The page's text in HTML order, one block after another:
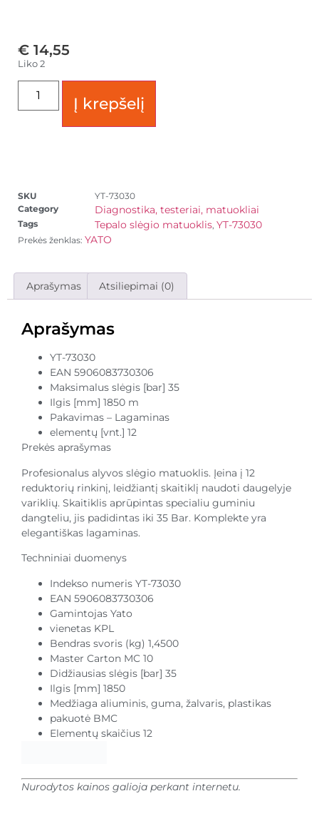
€ 14,55
Liko 2
Į krepšelį
SKU
YT-73030
Category
Diagnostika, testeriai, matuokliai
Tags Tepalo slėgio matuoklis YT-73030
Prekės ženklas: YATO
Aprašymas Atsiliepimai (0)
Aprašymas
YT-73030
EAN 5906083730306
Maksimalus slėgis [bar] 35
Ilgis [mm] 1850 m
Pakavimas – Lagaminas
elementų [vnt.] 12
Prekės aprašymas
Profesionalus alyvos slėgio matuoklis. Įeina į 12
reduktorių rinkinį, leidžiantį skaitiklį naudoti daugelyje
variklių. Skaitiklis aprūpintas specialiu guminiu
dangteliu, jis padidintas iki 35 Bar. Komplekte yra
elegantiškas lagaminas.
Techniniai duomenys
Indekso numeris YT-73030
EAN 5906083730306
Gamintojas Yato
vienetas KPL
Bendras svoris (kg) 1,4500
Master Carton MC 10
Didžiausias slėgis [bar] 35
Ilgis [mm] 1850
Medžiaga aliuminis, guma, žalvaris, plastikas
pakuotė BMC
Elementų skaičius 12
Nurodytos kainos galioja perkant internetu.